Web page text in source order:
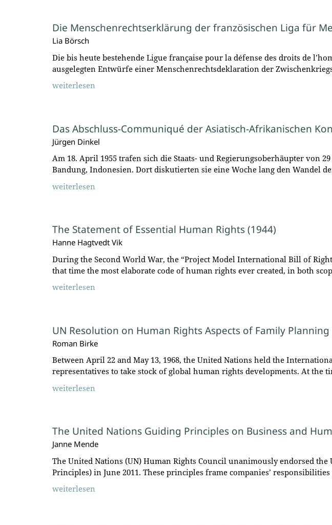
Die Menschenrechtserklärung der französischen Liga für
Lia Börsch
Die bis heute bestehende Ligue française pour la défense des droits de
ausgelegten Entwürfe einer Menschenrechtsdeklaration der
weiterlesen
Das Abschluss-Communiqué der Asiatisch-Afrikanischen
Jürgen Dinkel
Am 18. April 1955 trafen sich die Staats- und Regierungsoberhäupter von
Bandung, Indonesien. Dort diskutierten sie eine Woche lang den Wandel
weiterlesen
The Statement of Essential Human Rights (1944)
Hanne Hagtvedt Vik
During the Second World War, the “Project Model International Bill of
that time the most elaborate code of human rights ever created, in both
weiterlesen
UN Resolution on Human Rights Aspects of Family Planning
Roman Birke
Between April 22 and May 13, 1968, the United Nations held the
representatives to take stock of global human rights developments. At the
weiterlesen
The United Nations Guiding Principles on Business and
Janne Mende
The United Nations (UN) Human Rights Council unanimously endorsed
Principles) in June 2011. These principles frame companies’
weiterlesen